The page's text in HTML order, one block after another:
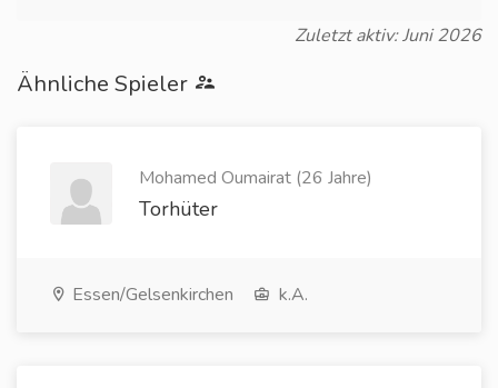
Zuletzt aktiv: Juni 2026
Ähnliche Spieler
Mohamed Oumairat (26 Jahre)
Torhüter
Essen/Gelsenkirchen k.A.